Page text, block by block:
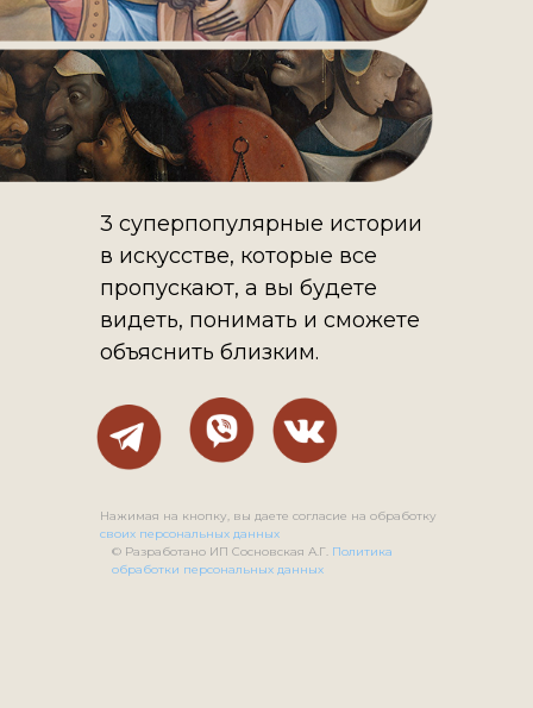
© Разработано ИП Сосновская А.Г. Политика
обработки персональных данных
Нажимая на кнопку, вы даете согласие на обработку
своих персональных данных
3 суперпопулярные истории
в искусстве, которые все
пропускают, а вы будете
видеть, понимать и сможете
объяснить близким.